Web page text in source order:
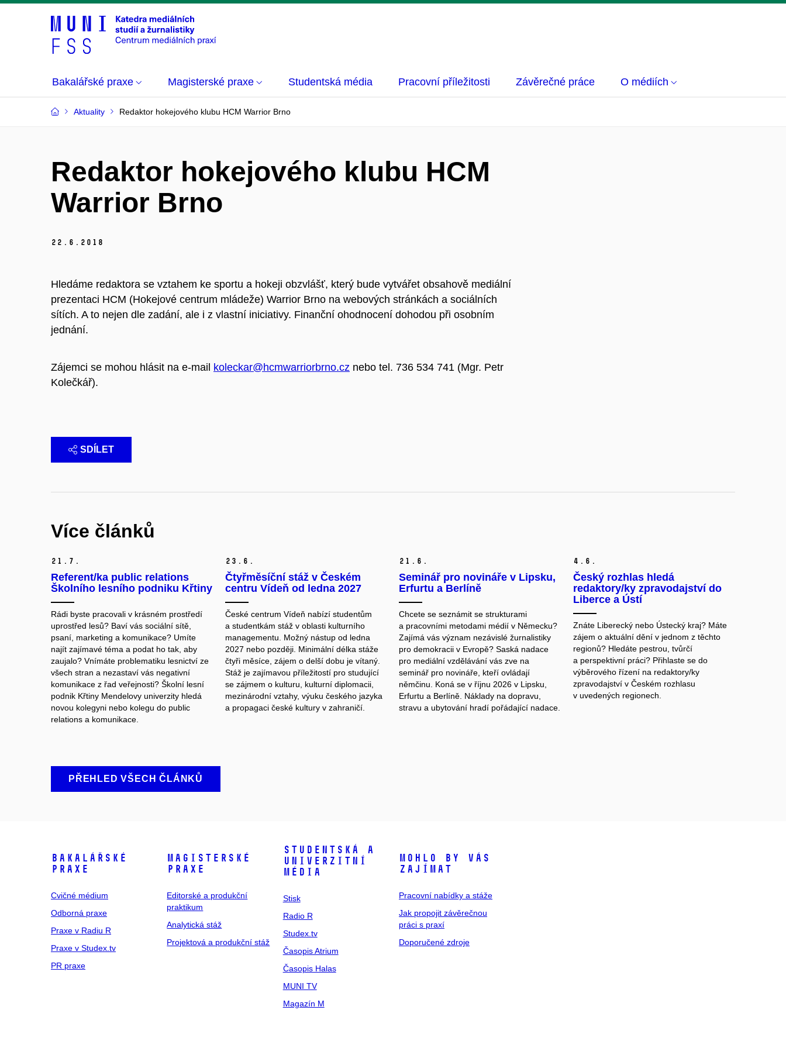
Bakalářské praxe Magisterské praxe Studentská média Pracovní příležitosti Závěrečné práce O médiích
Aktuality Redaktor hokejového klubu HCM Warrior Brno
Redaktor hokejového klubu HCM
Warrior Brno
22. 6. 2018
Hledáme redaktora se vztahem ke sportu a hokeji obzvlášť, který bude vytvářet obsahově mediální
prezentaci HCM (Hokejové centrum mládeže) Warrior Brno na webových stránkách a sociálních
sítích. A to nejen dle zadání, ale i z vlastní iniciativy. Finanční ohodnocení dohodou při osobním
jednání.
Zájemci se mohou hlásit na e-mail koleckar@hcmwarriorbrno.cz nebo tel. 736 534 741 (Mgr. Petr
Kolečkář).
SDÍLET
Více článků
21. 7.
Referent/ka public relations
Školního lesního podniku Křtiny
Rádi byste pracovali v krásném prostředí
uprostřed lesů? Baví vás sociální sítě,
psaní, marketing a komunikace? Umíte
najít zajímavé téma a podat ho tak, aby
zaujalo? Vnímáte problematiku lesnictví ze
všech stran a nezastaví vás negativní
komunikace z řad veřejnosti? Školní lesní
podnik Křtiny Mendelovy univerzity hledá
novou kolegyni nebo kolegu do public
relations a komunikace.
23. 6.
Čtyřměsíční stáž v Českém
centru Vídeň od ledna 2027
České centrum Vídeň nabízí studentům
a studentkám stáž v oblasti kulturního
managementu. Možný nástup od ledna
2027 nebo později. Minimální délka stáže
čtyři měsíce, zájem o delší dobu je vítaný.
Stáž je zajímavou příležitostí pro studující
se zájmem o kulturu, kulturní diplomacii,
mezinárodní vztahy, výuku českého jazyka
a propagaci české kultury v zahraničí.
21. 6.
Seminář pro novináře v Lipsku,
Erfurtu a Berlíně
Chcete se seznámit se strukturami
a pracovními metodami médií v Německu?
Zajímá vás význam nezávislé žurnalistiky
pro demokracii v Evropě? Saská nadace
pro mediální vzdělávání vás zve na
seminář pro novináře, kteří ovládají
němčinu. Koná se v říjnu 2026 v Lipsku,
Erfurtu a Berlíně. Náklady na dopravu,
stravu a ubytování hradí pořádající nadace.
4. 6.
Český rozhlas hledá
redaktory/ky zpravodajství do
Liberce a Ústí
Znáte Liberecký nebo Ústecký kraj? Máte
zájem o aktuální dění v jednom z těchto
regionů? Hledáte pestrou, tvůrčí
a perspektivní práci? Přihlaste se do
výběrového řízení na redaktory/ky
zpravodajství v Českém rozhlasu
v uvedených regionech.
PŘEHLED VŠECH ČLÁNKŮ
Bakalářské
praxe
Cvičné médium
Odborná praxe
Praxe v Radiu R
Praxe v Studex.tv
PR praxe
Magisterské
praxe
Editorské a produkční
praktikum
Analytická stáž
Projektová a produkční stáž
Studentská a
univerzitní
média
Stisk
Radio R
Studex.tv
Časopis Atrium
Časopis Halas
MUNI TV
Magazín M
Mohlo by vás
zajímat
Pracovní nabídky a stáže
Jak propojit závěrečnou
práci s praxí
Doporučené zdroje